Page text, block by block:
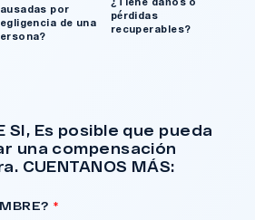
por
de una
¿Tiene daños o
pérdidas
recuperables?
SI, Es posible que pueda
una compensación
CUENTANOS MÁS: